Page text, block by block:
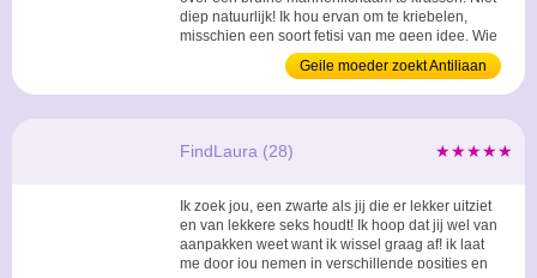
diep natuurlijk! Ik hou ervan om te kriebelen,
misschien een soort fetisj van me geen idee. Wie
mag ik kriebelen? ...
Geile moeder zoekt Antiliaan
★★★★★
FindLaura (28)
Ik zoek jou, een zwarte als jij die er lekker uitziet
en van lekkere seks houdt! Ik hoop dat jij wel van
aanpakken weet want ik wissel graag af! ik laat
me door jou nemen in verschillende posities en